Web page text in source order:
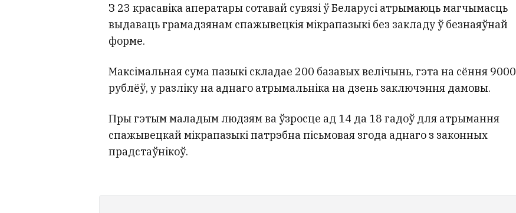
З 23 красавіка аператары сотавай сувязі ў Беларусі атрымаюць магчымасць
выдаваць грамадзянам спажывецкія мікрапазыкі без закладу ў безнаяўнай
форме.
Максімальная сума пазыкі складае 200 базавых велічынь, гэта на сёння 9000
рублёў, у разліку на аднаго атрымальніка на дзень заключэння дамовы.
Пры гэтым маладым людзям ва ўзросце ад 14 да 18 гадоў для атрымання
спажывецкай мікрапазыкі патрэбна пісьмовая згода аднаго з законных
прадстаўнікоў.